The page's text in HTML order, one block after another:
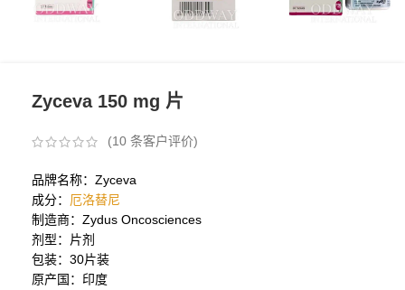
Zyceva 150 mg 片
(10 条客户评价)
品牌名称：Zyceva
成分： 厄洛替尼
制造商：Zydus Oncosciences
剂型：片剂
包装：30片装
原产国：印度